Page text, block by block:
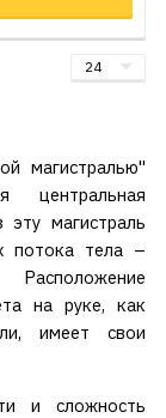
магистралью"
центральная
эту магистраль
потока тела –
на руке, как
имеет свои
и сложность